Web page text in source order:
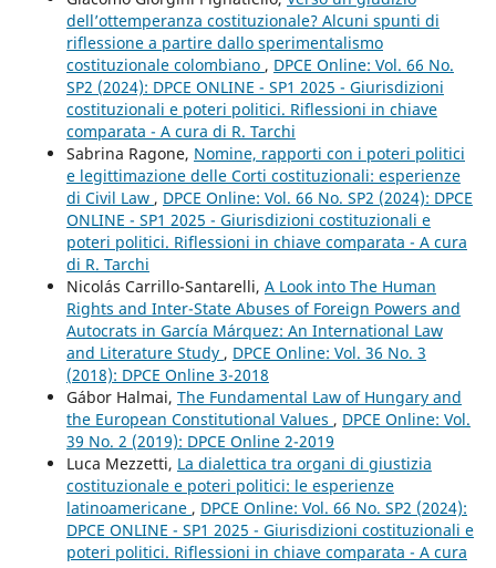
dell’ottemperanza costituzionale? Alcuni spunti di
riflessione a partire dallo sperimentalismo
costituzionale colombiano , DPCE Online: Vol. 66 No.
SP2 (2024): DPCE ONLINE - SP1 2025 - Giurisdizioni
costituzionali e poteri politici. Riflessioni in chiave
comparata - A cura di R. Tarchi
Sabrina Ragone, Nomine, rapporti con i poteri politici
e legittimazione delle Corti costituzionali: esperienze
di Civil Law , DPCE Online: Vol. 66 No. SP2 (2024): DPCE
ONLINE - SP1 2025 - Giurisdizioni costituzionali e
poteri politici. Riflessioni in chiave comparata - A cura
di R. Tarchi
Nicolás Carrillo-Santarelli, A Look into The Human
Rights and Inter-State Abuses of Foreign Powers and
Autocrats in García Márquez: An International Law
and Literature Study , DPCE Online: Vol. 36 No. 3
(2018): DPCE Online 3-2018
Gábor Halmai, The Fundamental Law of Hungary and
the European Constitutional Values , DPCE Online: Vol.
39 No. 2 (2019): DPCE Online 2-2019
Luca Mezzetti, La dialettica tra organi di giustizia
costituzionale e poteri politici: le esperienze
latinoamericane , DPCE Online: Vol. 66 No. SP2 (2024):
DPCE ONLINE - SP1 2025 - Giurisdizioni costituzionali e
poteri politici. Riflessioni in chiave comparata - A cura